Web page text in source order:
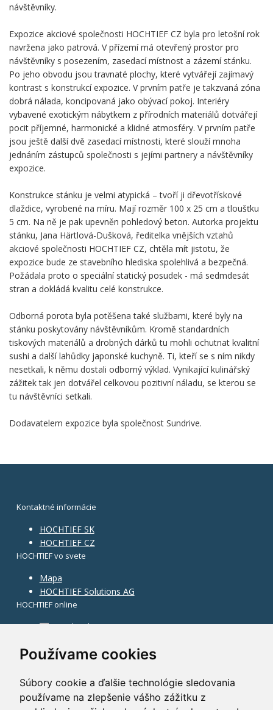
Používame cookies
Súbory cookie a ďalšie technológie sledovania
používame na zlepšenie vášho zážitku z
návštěvníky.
Expozice akciové společnosti HOCHTIEF CZ byla pro letošní rok
navržena jako patrová. V přízemí má otevřený prostor pro
návštěvníky s posezením, zasedací místnost a zázemí stánku.
Po jeho obvodu jsou travnaté plochy, které vytvářejí zajímavý
kontrast s konstrukcí expozice. V prvním patře je takzvaná zóna
dobrá nálada, koncipovaná jako obývací pokoj. Interiéry
vybavené exotickým nábytkem z přírodních materiálů dotvářejí
pocit příjemné, harmonické a klidné atmosféry. V prvním patře
jsou ještě další dvě zasedací místnosti, které slouží mnoha
jednáním zástupců společnosti s jejími partnery a návštěvníky
expozice.
Konstrukce stánku je velmi atypická – tvoří ji dřevotřískové
dlaždice, vyrobené na míru. Mají rozměr 100 x 25 cm a tloušťku
5 cm. Na ně je pak upevněn pohledový beton. Autorka projektu
stánku, Jana Härtlová-Dušková, ředitelka vnějších vztahů
akciové společnosti HOCHTIEF CZ, chtěla mít jistotu, že
expozice bude ze stavebního hlediska spolehlivá a bezpečná.
Požádala proto o speciální statický posudek - má sedmdesát
stran a dokládá kvalitu celé konstrukce.
Odborná porota byla potěšena také službami, které byly na
stánku poskytovány návštěvníkům. Kromě standardních
tiskových materiálů a drobných dárků tu mohli ochutnat kvalitní
sushi a další lahůdky japonské kuchyně. Ti, kteří se s ním nikdy
nesetkali, k němu dostali odborný výklad. Vynikající kulinářský
zážitek tak jen dotvářel celkovou pozitivní náladu, se kterou se
tu návštěvníci setkali.
Dodavatelem expozice byla společnost Sundrive.
Kontaktné informácie
HOCHTIEF SK
HOCHTIEF CZ
HOCHTIEF vo svete
Mapa
HOCHTIEF Solutions AG
HOCHTIEF online
Facebook